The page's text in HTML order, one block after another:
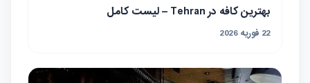
بهترین کافه در Tehran – لیست کامل
22 فوریه 2026